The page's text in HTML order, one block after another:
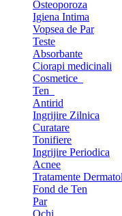
Osteoporoza
Igiena Intima
Vopsea de Par
Teste
Absorbante
Ciorapi medicinali
Cosmetice
Ten
Antirid
Ingrijire Zilnica
Curatare
Tonifiere
Ingrijire Periodica
Acnee
Tratamente
Fond de Ten
Par
Ochi